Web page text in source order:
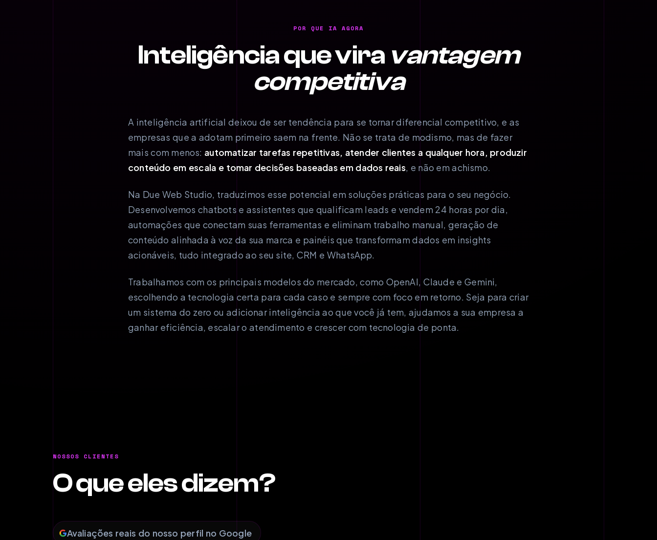
POR QUE IA AGORA
Inteligência que vira vantagem
competitiva
A inteligência artificial deixou de ser tendência para se tornar diferencial competitivo, e as
empresas que a adotam primeiro saem na frente. Não se trata de modismo, mas de fazer
mais com menos: automatizar tarefas repetitivas, atender clientes a qualquer hora, produzir
conteúdo em escala e tomar decisões baseadas em dados reais, e não em achismo.
Na Due Web Studio, traduzimos esse potencial em soluções práticas para o seu negócio.
Desenvolvemos chatbots e assistentes que qualificam leads e vendem 24 horas por dia,
automações que conectam suas ferramentas e eliminam trabalho manual, geração de
conteúdo alinhada à voz da sua marca e painéis que transformam dados em insights
acionáveis, tudo integrado ao seu site, CRM e WhatsApp.
Trabalhamos com os principais modelos do mercado, como OpenAI, Claude e Gemini,
escolhendo a tecnologia certa para cada caso e sempre com foco em retorno. Seja para criar
um sistema do zero ou adicionar inteligência ao que você já tem, ajudamos a sua empresa a
ganhar eficiência, escalar o atendimento e crescer com tecnologia de ponta.
NOSSOS CLIENTES
O que eles dizem?
Avaliações reais do nosso perfil no Google